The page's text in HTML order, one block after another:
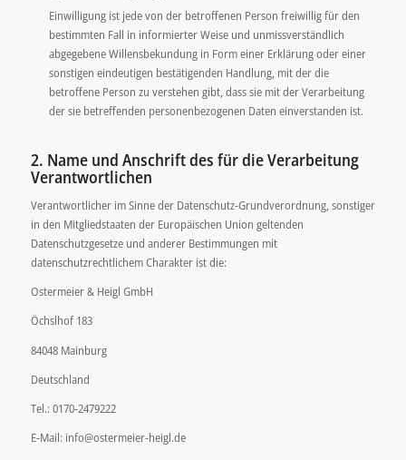
Einwilligung ist jede von der betroffenen Person freiwillig für den
bestimmten Fall in informierter Weise und unmissverständlich
abgegebene Willensbekundung in Form einer Erklärung oder einer
sonstigen eindeutigen bestätigenden Handlung, mit der die
betroffene Person zu verstehen gibt, dass sie mit der Verarbeitung
der sie betreffenden personenbezogenen Daten einverstanden ist.
2. Name und Anschrift des für die Verarbeitung
Verantwortlichen
Verantwortlicher im Sinne der Datenschutz-Grundverordnung, sonstiger
in den Mitgliedstaaten der Europäischen Union geltenden
Datenschutzgesetze und anderer Bestimmungen mit
datenschutzrechtlichem Charakter ist die:
Ostermeier & Heigl GmbH
Öchslhof 183
84048 Mainburg
Deutschland
Tel.: 0170-2479222
E-Mail: info@ostermeier-heigl.de